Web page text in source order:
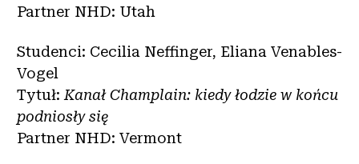
Partner NHD: Utah
Studenci: Cecilia Neffinger, Eliana Venables-
Vogel
Tytuł: Kanał Champlain: kiedy łodzie w końcu
podniosły się
Partner NHD: Vermont